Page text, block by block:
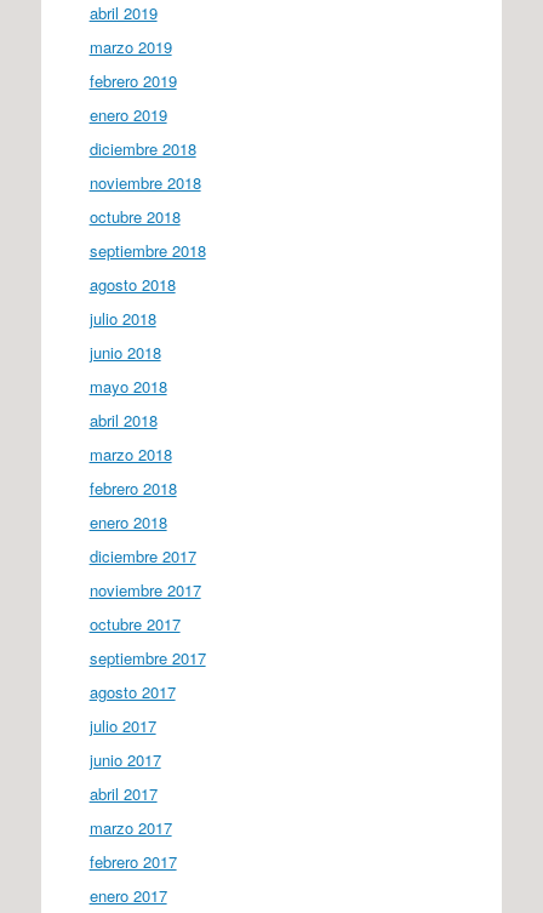
abril 2019
marzo 2019
febrero 2019
enero 2019
diciembre 2018
noviembre 2018
octubre 2018
septiembre 2018
agosto 2018
julio 2018
junio 2018
mayo 2018
abril 2018
marzo 2018
febrero 2018
enero 2018
diciembre 2017
noviembre 2017
octubre 2017
septiembre 2017
agosto 2017
julio 2017
junio 2017
abril 2017
marzo 2017
febrero 2017
enero 2017